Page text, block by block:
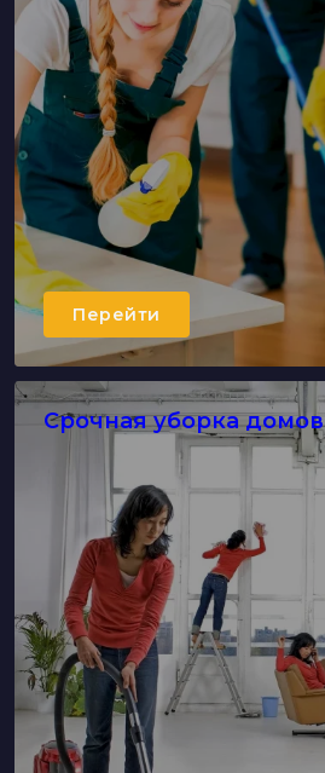
Перейти
Срочная уборка домов